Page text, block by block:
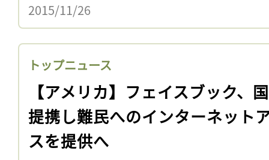
2015/11/26
トップニュース
【アメリカ】フェイスブック、
提携し難民へのインターネット
スを提供へ